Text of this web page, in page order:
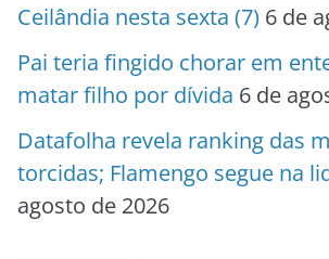
Ceilândia nesta sexta (7) 6 de
Pai teria fingido chorar em
matar filho por dívida 6 de
Datafolha revela ranking das
torcidas; Flamengo segue na
agosto de 2026